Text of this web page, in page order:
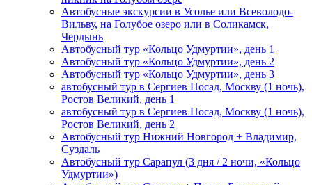
Автобусные экскурсии в Усолье или Всеволодо-
Вильву, на Голубое озеро или в Соликамск,
Чердынь
Автобусный тур «Кольцо Удмуртии», день 1
Автобусный тур «Кольцо Удмуртии», день 2
Автобусный тур «Кольцо Удмуртии», день 3
автобусный тур в Сергиев Посад, Москву (1 ночь),
Ростов Великий, день 1
автобусный тур в Сергиев Посад, Москву (1 ночь),
Ростов Великий, день 2
Автобусный тур Нижний Новгород + Владимир,
Суздаль
Автобусный тур Сарапул (3 дня / 2 ночи, «Кольцо
Удмуртии»)